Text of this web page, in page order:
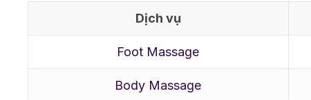
Dịch vụ
Foot Massage
Body Massage